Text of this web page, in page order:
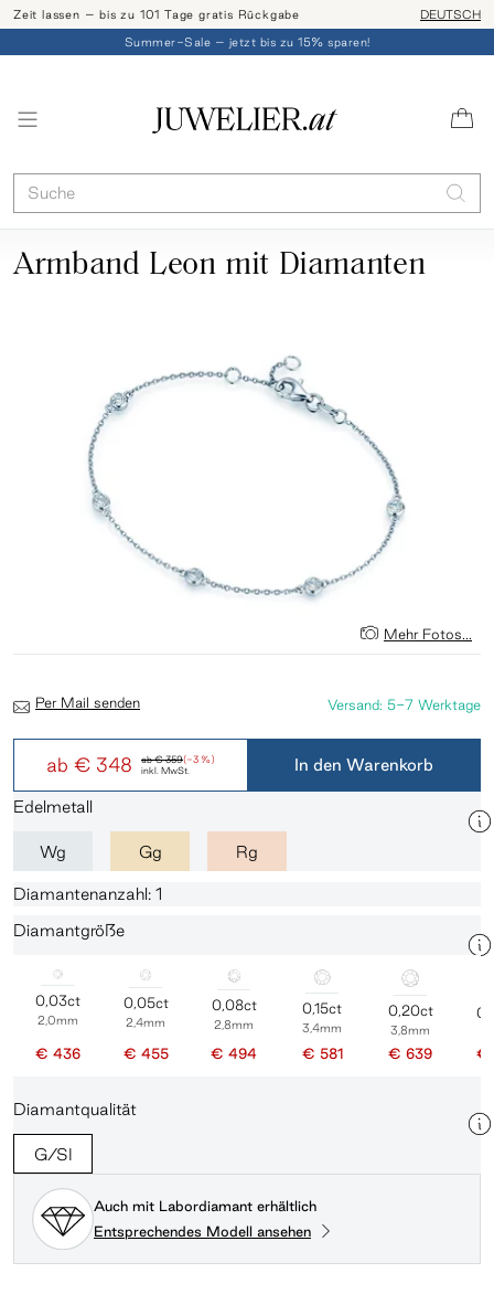
Zeit lassen – bis zu 101 Tage gratis Rückgabe Ringgröße
DEUTSCH
Summer-Sale – jetzt bis zu 15% sparen!
Armband Leon mit Diamanten
Mehr Fotos...
ab€ 359(-3 %)
ab € 348 inkl. MwSt.
Versand: 5-7 Werktage
Per Mail senden
In den Warenkorb
Edelmetall
Wg Gg Rg
Diamantenanzahl: 1
Diamantgröße
0,03ct
2,0mm
€ 436
0,05ct
2,4mm
€ 455
0,08ct
2,8mm
€ 494
0,15ct
3,4mm
€ 581
0,20ct
3,8mm
€ 639 €
Diamantqualität
G/SI
Auch mit Labordiamant erhältlich
Entsprechendes Modell ansehen